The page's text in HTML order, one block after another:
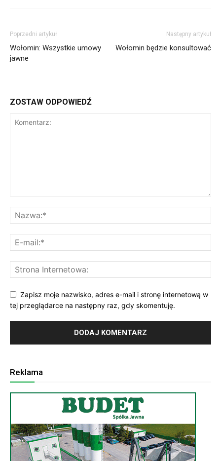
Poprzedni artykuł
Wołomin: Wszystkie umowy
jawne
Następny artykuł
Wołomin będzie konsultować
ZOSTAW ODPOWIEDŹ
Zapisz moje nazwisko, adres e-mail i stronę internetową w
tej przeglądarce na następny raz, gdy skomentuję.
Reklama